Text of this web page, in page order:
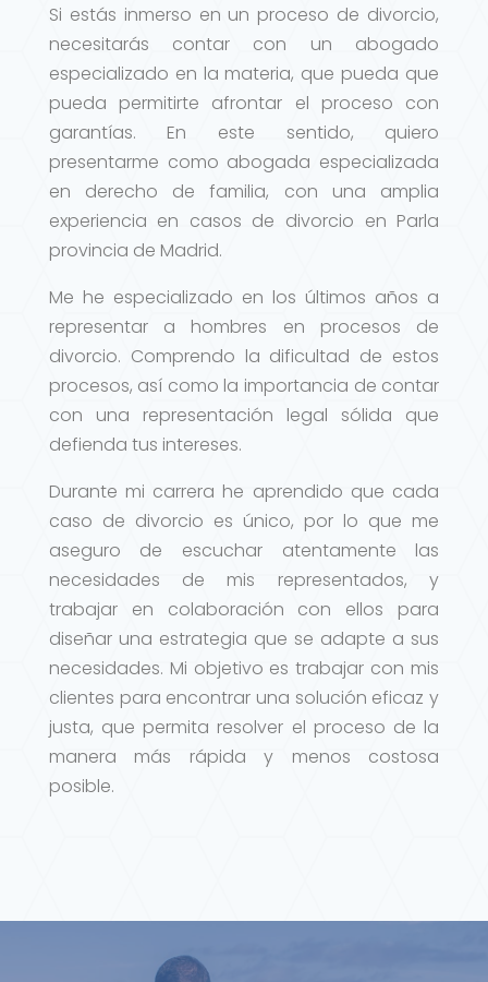
Si estás inmerso en un proceso de divorcio,
necesitarás contar con un abogado
especializado en la materia, que pueda que
pueda permitirte afrontar el proceso con
garantías. En este sentido, quiero
presentarme como abogada especializada
en derecho de familia, con una amplia
experiencia en casos de divorcio en Parla
provincia de Madrid.
Me he especializado en los últimos años a
representar a hombres en procesos de
divorcio. Comprendo la dificultad de estos
procesos, así como la importancia de contar
con una representación legal sólida que
defienda tus intereses.
Durante mi carrera he aprendido que cada
caso de divorcio es único, por lo que me
aseguro de escuchar atentamente las
necesidades de mis representados, y
trabajar en colaboración con ellos para
diseñar una estrategia que se adapte a sus
necesidades. Mi objetivo es trabajar con mis
clientes para encontrar una solución eficaz y
justa, que permita resolver el proceso de la
manera más rápida y menos costosa
posible.